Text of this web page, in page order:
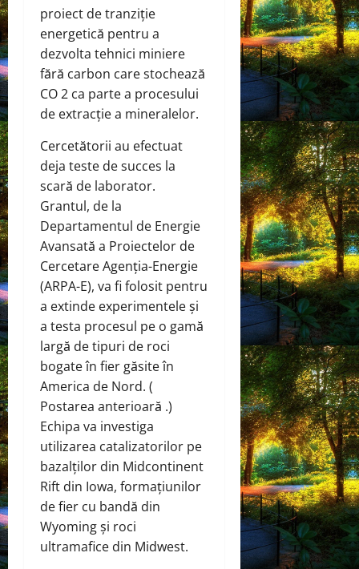
proiect de tranziție
energetică pentru a
dezvolta tehnici miniere
fără carbon care stochează
CO 2 ca parte a procesului
de extracție a mineralelor.
Cercetătorii au efectuat
deja teste de succes la
scară de laborator.
Grantul, de la
Departamentul de Energie
Avansată a Proiectelor de
Cercetare Agenția-Energie
(ARPA-E), va fi folosit pentru
a extinde experimentele și
a testa procesul pe o gamă
largă de tipuri de roci
bogate în fier găsite în
America de Nord. (
Postarea anterioară .)
Echipa va investiga
utilizarea catalizatorilor pe
bazalților din Midcontinent
Rift din Iowa, formațiunilor
de fier cu bandă din
Wyoming și roci
ultramafice din Midwest.